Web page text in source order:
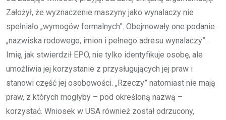
Założył, że wyznaczenie maszyny jako wynalaczy nie
spełniało „wymogów formalnych”. Obejmowały one podanie
„nazwiska rodowego, imion i pełnego adresu wynalaczy”.
Imię, jak stwierdził EPO, nie tylko identyfikuje osobę, ale
umożliwia jej korzystanie z przysługujących jej praw i
stanowi część jej osobowości. „Rzeczy” natomiast nie mają
praw, z których mogłyby – pod określoną nazwą –
korzystać. Wniosek w USA również został odrzucony,